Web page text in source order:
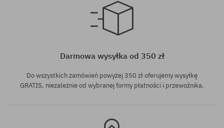
Dostępne rozmiary:
Darmowa wysyłka od 350 zł
Do wszystkich zamówień powyżej 350 zł oferujemy wysyłkę
GRATIS, niezależnie od wybranej formy płatności i przewoźnika.